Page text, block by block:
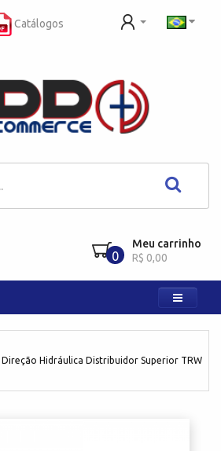
Catálogos
0
Meu carrinho
R$ 0,00
Hidráulica Distribuidor Superior TRW